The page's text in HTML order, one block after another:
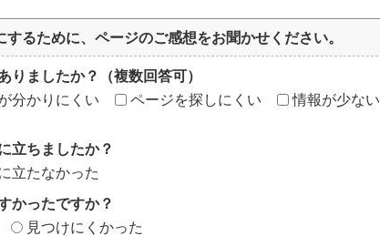
るために、ページのご感想をお聞かせください。
りましたか？（複数回答可）
分かりにくい ページを探しにくい
情報が少ない
立ちましたか？
立たなかった
かったですか？
見つけにくかった